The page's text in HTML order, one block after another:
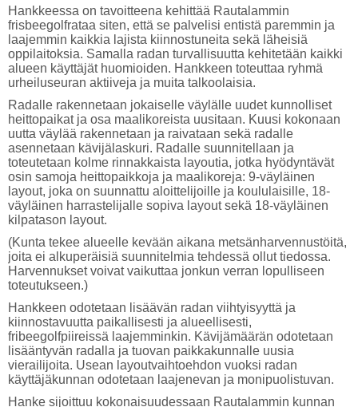
Hankkeessa on tavoitteena kehittää Rautalammin
frisbeegolfrataa siten, että se palvelisi entistä paremmin ja
laajemmin kaikkia lajista kiinnostuneita sekä läheisiä
oppilaitoksia. Samalla radan turvallisuutta kehitetään kaikki
alueen käyttäjät huomioiden. Hankkeen toteuttaa ryhmä
urheiluseuran aktiiveja ja muita talkoolaisia.
Radalle rakennetaan jokaiselle väylälle uudet kunnolliset
heittopaikat ja osa maalikoreista uusitaan. Kuusi kokonaan
uutta väylää rakennetaan ja raivataan sekä radalle
asennetaan kävijälaskuri. Radalle suunnitellaan ja
toteutetaan kolme rinnakkaista layoutia, jotka hyödyntävät
osin samoja heittopaikkoja ja maalikoreja: 9-väyläinen
layout, joka on suunnattu aloittelijoille ja koululaisille, 18-
väyläinen harrastelijalle sopiva layout sekä 18-väyläinen
kilpatason layout.
(Kunta tekee alueelle kevään aikana metsänharvennustöitä,
joita ei alkuperäisiä suunnitelmia tehdessä ollut tiedossa.
Harvennukset voivat vaikuttaa jonkun verran lopulliseen
toteutukseen.)
Hankkeen odotetaan lisäävän radan viihtyisyyttä ja
kiinnostavuutta paikallisesti ja alueellisesti,
fribeegolfpiireissä laajemminkin. Kävijämäärän odotetaan
lisääntyvän radalla ja tuovan paikkakunnalle uusia
vierailijoita. Usean layoutvaihtoehdon vuoksi radan
käyttäjäkunnan odotetaan laajenevan ja monipuolistuvan.
Hanke sijoittuu kokonaisuudessaan Rautalammin kunnan